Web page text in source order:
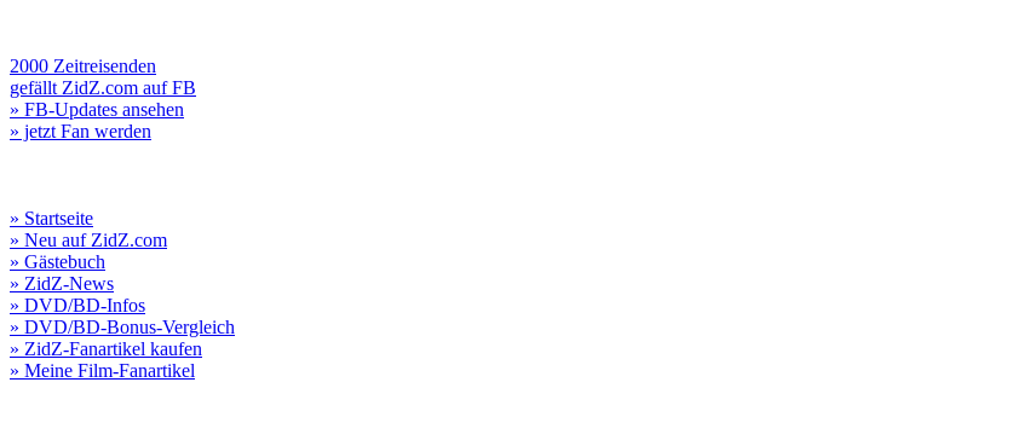
2000 Zeitreisenden
gefällt ZidZ.com auf FB
» FB-Updates ansehen
» jetzt Fan werden
» Startseite
» Neu auf ZidZ.com
» Gästebuch
» ZidZ-News
» DVD/BD-Infos
» DVD/BD-Bonus-Vergleich
» ZidZ-Fanartikel kaufen
» Meine Film-Fanartikel